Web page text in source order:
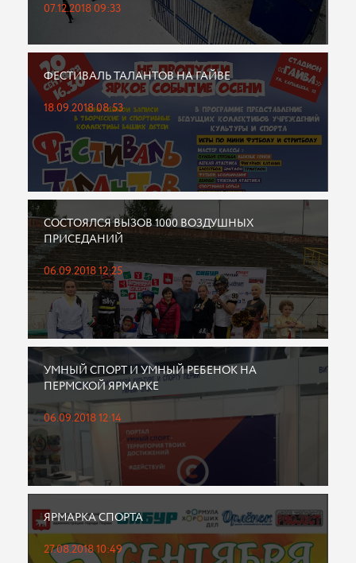
07.12.2018 09:33
ФЕСТИВАЛЬ ТАЛАНТОВ НА ГАЙВЕ
18.09.2018 08:53
СОСТОЯЛСЯ ВЫЗОВ 1000 ВОЗДУШНЫХ
ПРИСЕДАНИЙ
06.09.2018 12:25
УМНЫЙ СПОРТ И УМНЫЙ РЕБЕНОК НА
ПЕРМСКОЙ ЯРМАРКЕ
06.09.2018 12:14
ЯРМАРКА СПОРТА
27.08.2018 10:49